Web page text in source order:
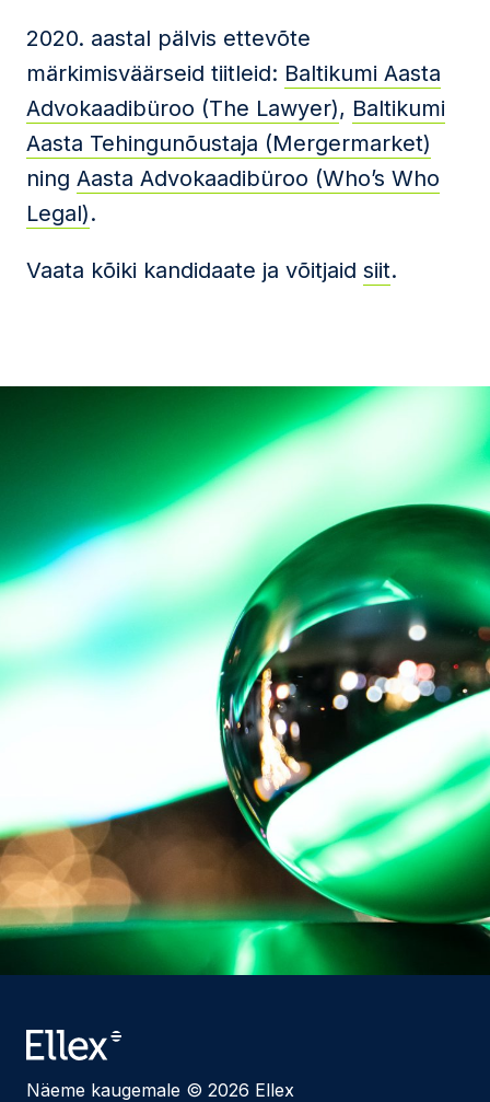
2020. aastal pälvis ettevõte
märkimisväärseid tiitleid: Baltikumi Aasta
Advokaadibüroo (The Lawyer), Baltikumi
Aasta Tehingunõustaja (Mergermarket)
ning Aasta Advokaadibüroo (Who’s Who
Legal).
Vaata kõiki kandidaate ja võitjaid siit.
Näeme kaugemale © 2026 Ellex